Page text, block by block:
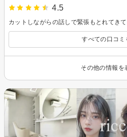
4.5
カットしながらの話しで緊張もとれてき
すべての口コミ
その他の情報を